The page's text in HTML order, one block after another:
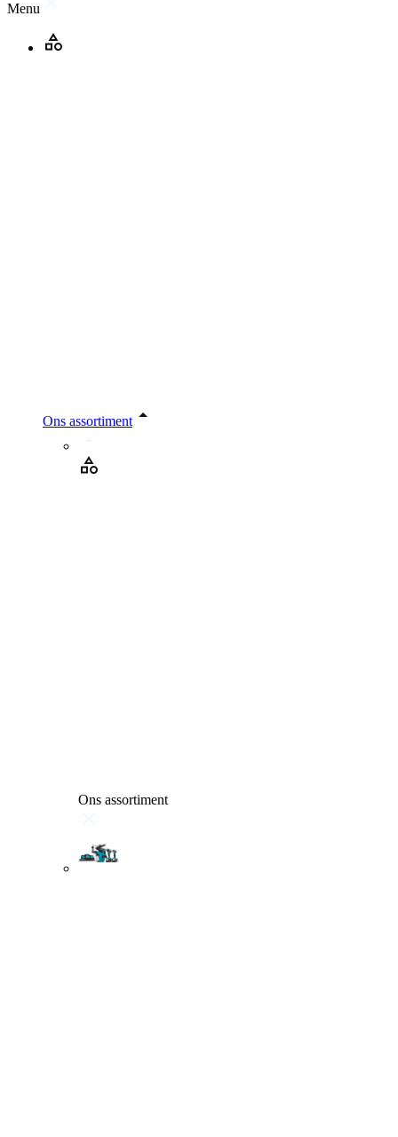
Menu
Ons assortiment
Ons assortiment